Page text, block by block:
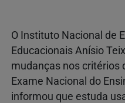
O Instituto Nacional de
Educacionais Anísio
mudanças nos critérios
Exame Nacional do
informou que estuda